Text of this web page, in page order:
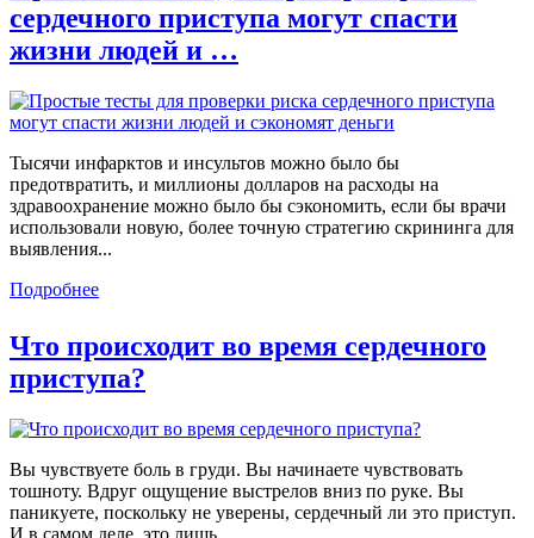
сердечного приступа могут спасти
жизни людей и …
Тысячи инфарктов и инсультов можно было бы
предотвратить, и миллионы долларов на расходы на
здравоохранение можно было бы сэкономить, если бы врачи
использовали новую, более точную стратегию скрининга для
выявления...
Подробнее
Что происходит во время сердечного
приступа?
Вы чувствуете боль в груди. Вы начинаете чувствовать
тошноту. Вдруг ощущение выстрелов вниз по руке. Вы
паникуете, поскольку не уверены, сердечный ли это приступ.